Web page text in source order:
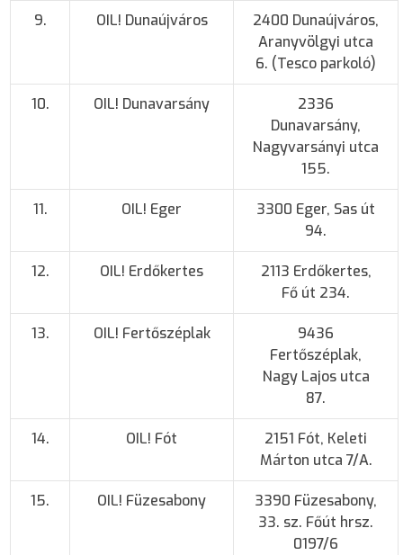
9. OIL! Dunaújváros
2400 Dunaújváros,
Aranyvölgyi utca
6. (Tesco parkoló)
10. OIL! Dunavarsány
2336
Dunavarsány,
Nagyvarsányi utca
155.
11. OIL! Eger
3300 Eger, Sas út
94.
12. OIL! Erdőkertes
2113 Erdőkertes,
Fő út 234.
13. OIL! Fertőszéplak
9436
Fertőszéplak,
Nagy Lajos utca
87.
14. OIL! Fót
2151 Fót, Keleti
Márton utca 7/A.
15. OIL! Füzesabony
3390 Füzesabony,
33. sz. Főút hrsz.
0197/6